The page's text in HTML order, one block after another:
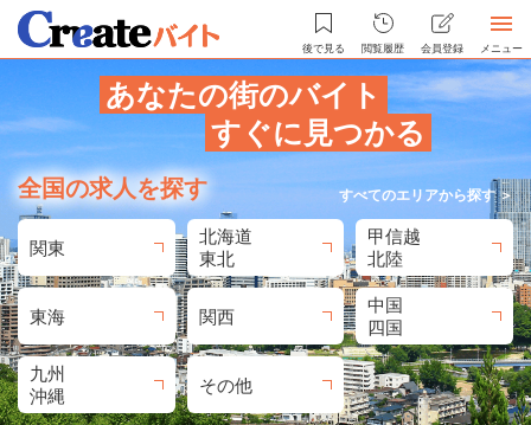
後で見る 閲覧履歴 会員登録 メニュー
あなたの街のバイト
すぐに見つかる
全国の求人を探す すべてのエリアから探す ＞
関東
北海道
東北
甲信越
北陸
東海 関西
中国
四国
九州
沖縄
その他